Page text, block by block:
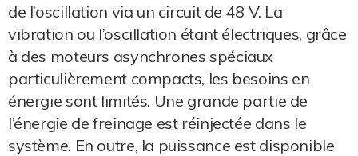
de l’oscillation via un circuit de 48 V. La
vibration ou l’oscillation étant électriques, grâce
à des moteurs asynchrones spéciaux
particulièrement compacts, les besoins en
énergie sont limités. Une grande partie de
l’énergie de freinage est réinjectée dans le
système. En outre, la puissance est disponible